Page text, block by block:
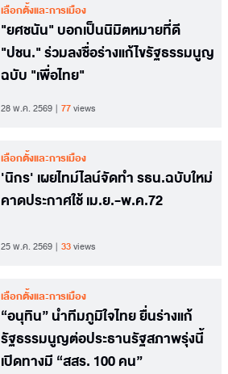
เลือกตั้งและการเมือง
"ยศชนัน" บอกเป็นนิมิตหมายที่ดี
"ปชน." ร่วมลงชื่อร่างแก้ไขรัฐธรรมนูญ
ฉบับ "เพื่อไทย"
28 พ.ค. 2569 77views
เลือกตั้งและการเมือง
'นิกร' เผยไทม์ไลน์จัดทำ รธน.ฉบับใหม่
คาดประกาศใช้ เม.ย.-พ.ค.72
25 พ.ค. 2569 33views
เลือกตั้งและการเมือง
“อนุทิน” นำทีมภูมิใจไทย ยื่นร่างแก้
รัฐธรรมนูญต่อประธานรัฐสภาพรุ่งนี้
เปิดทางมี “สสร. 100 คน”